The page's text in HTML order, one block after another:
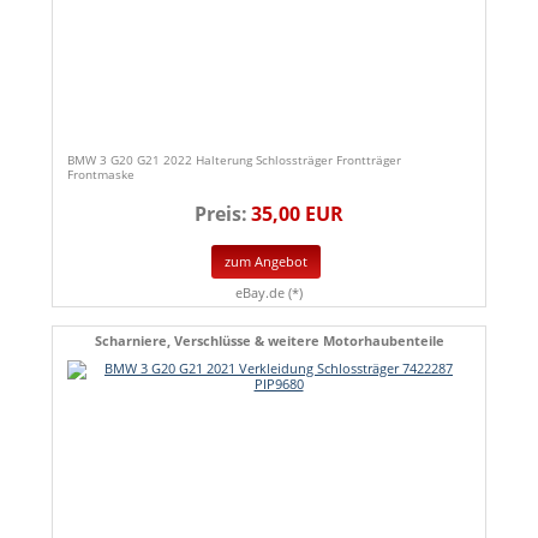
BMW 3 G20 G21 2022 Halterung Schlossträger Frontträger
Frontmaske
Preis:35,00 EUR
zum Angebot
eBay.de (*)
Scharniere, Verschlüsse & weitere Motorhaubenteile